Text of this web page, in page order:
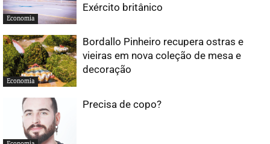
Economia
Exército britânico
Economia
Bordallo Pinheiro recupera ostras e
vieiras em nova coleção de mesa e
decoração
Precisa de copo?